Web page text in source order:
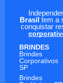
Brasil tem a
conquistar
BRINDES
Brindes
Corporativos
SP
Brindes